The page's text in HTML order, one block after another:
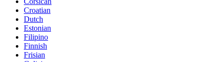
Croatian
Dutch
Estonian
Filipino
Finnish
Frisian